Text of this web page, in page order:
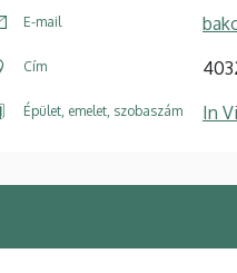
E-mail
Cím
Épület, emelet, szobaszám In